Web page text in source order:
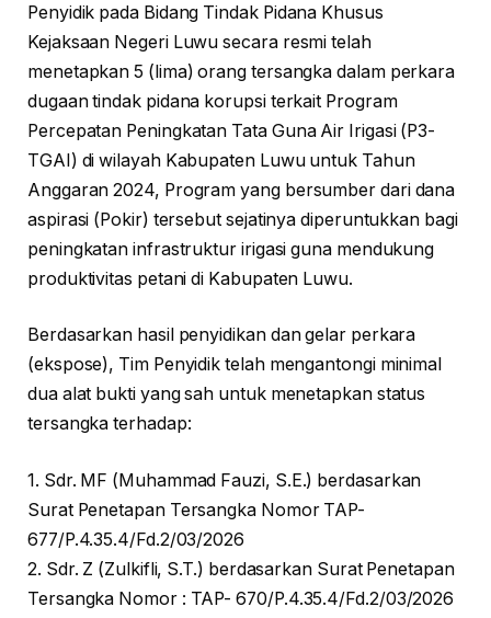
Penyidik pada Bidang Tindak Pidana Khusus
Kejaksaan Negeri Luwu secara resmi telah
menetapkan 5 (lima) orang tersangka dalam perkara
dugaan tindak pidana korupsi terkait Program
Percepatan Peningkatan Tata Guna Air Irigasi (P3-
TGAI) di wilayah Kabupaten Luwu untuk Tahun
Anggaran 2024, Program yang bersumber dari dana
aspirasi (Pokir) tersebut sejatinya diperuntukkan bagi
peningkatan infrastruktur irigasi guna mendukung
produktivitas petani di Kabupaten Luwu.
Berdasarkan hasil penyidikan dan gelar perkara
(ekspose), Tim Penyidik telah mengantongi minimal
dua alat bukti yang sah untuk menetapkan status
tersangka terhadap:
1. Sdr. MF (Muhammad Fauzi, S.E.) berdasarkan
Surat Penetapan Tersangka Nomor TAP-
677/P.4.35.4/Fd.2/03/2026
2. Sdr. Z (Zulkifli, S.T.) berdasarkan Surat Penetapan
Tersangka Nomor : TAP- 670/P.4.35.4/Fd.2/03/2026